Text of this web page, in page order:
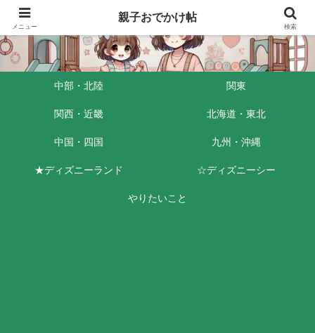
中部・北陸 関東
関西・近畿 北海道・東北
中国・四国 九州・沖縄
★ディズニーランド ☆ディズニーシー
やりたいこと
メニュー
親子おでかけ帖
検索